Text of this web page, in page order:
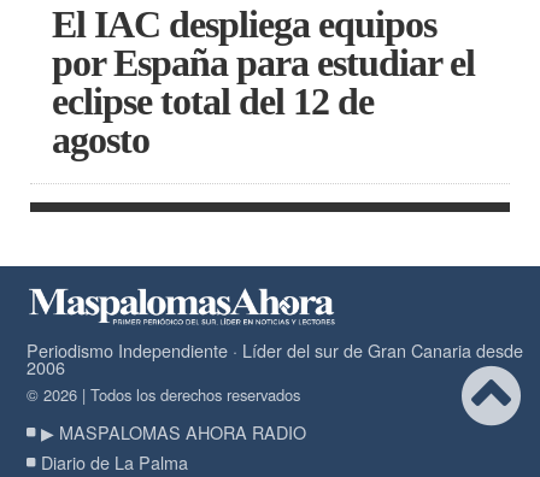
El IAC despliega equipos
por España para estudiar el
eclipse total del 12 de
agosto
Periodismo Independiente · Líder del sur de Gran Canaria desde
2006
© 2026 | Todos los derechos reservados
▶ MASPALOMAS AHORA RADIO
Diario de La Palma